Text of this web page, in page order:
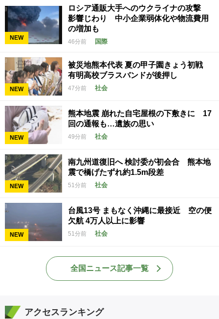
NEW
ロシア通販大手へのウクライナの攻撃
影響じわり 中小企業弱体化や物流費用
の増加も
46分前 国際
NEW
被災地熊本代表 夏の甲子園きょう初戦
有明高校ブラスバンドが後押し
47分前 社会
NEW
熊本地震 崩れた自宅屋根の下敷きに 17
回の通報も…遺族の思い
49分前 社会
NEW
南九州道復旧へ 検討委が初会合 熊本地
震で橋げたずれ約1.5m段差
51分前 社会
NEW
台風13号 まもなく沖縄に最接近 空の便
欠航 4万人以上に影響
51分前 社会
全国ニュース記事一覧
アクセスランキング